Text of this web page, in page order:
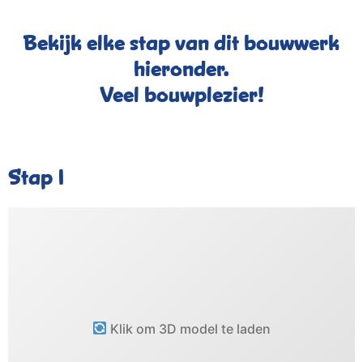
Bekijk elke stap van dit bouwwerk
hieronder.
Veel bouwplezier!
Stap 1
Klik om 3D model te laden